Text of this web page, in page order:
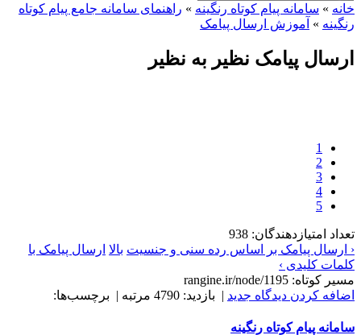
خانه » سامانه پيام کوتاه رنگينه » راهنمای سامانه جامع پیام کوتاه
رنگینه » آموزش ارسال پیامک
ارسال پیامک نظیر به نظیر
1
2
3
4
5
تعداد امتیازدهندگان: 938
‹ ارسال پیامک بر اساس رده سنی و جنسیت بالا ارسال پیامک با
کلمات کلیدی ›
مسیر کوتاه: rangine.ir/node/1195
اضافه کردن دیدگاه جدید | بازدید: 4790 مرتبه | برچسب‌ها:
سامانه پيام کوتاه رنگينه